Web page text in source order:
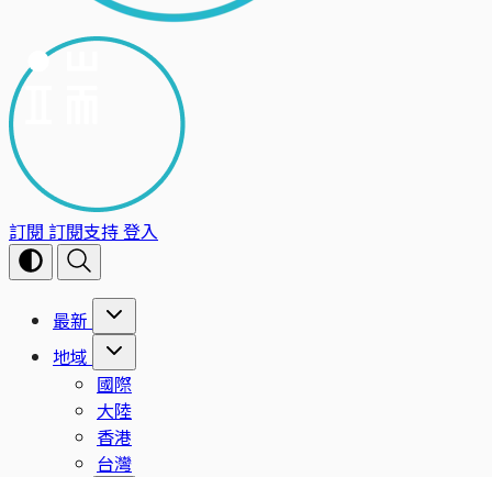
訂閱 訂閱支持登入
最新
地域
國際
大陸
香港
台灣